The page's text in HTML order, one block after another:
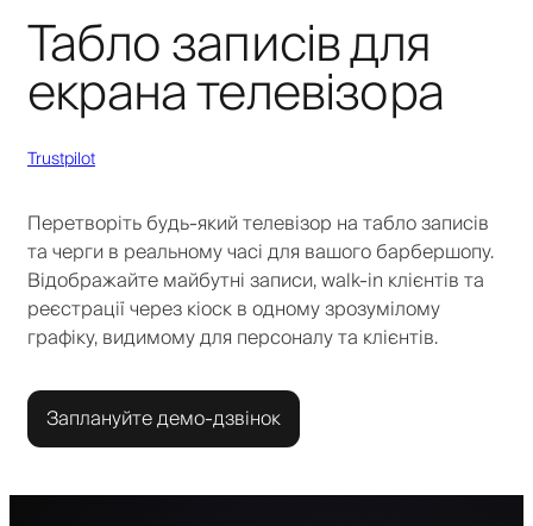
Табло записів для
екрана телевізора
Trustpilot
Перетворіть будь-який телевізор на табло записів
та черги в реальному часі для вашого барбершопу.
Відображайте майбутні записи, walk-in клієнтів та
реєстрації через кіоск в одному зрозумілому
графіку, видимому для персоналу та клієнтів.
Заплануйте демо-дзвінок